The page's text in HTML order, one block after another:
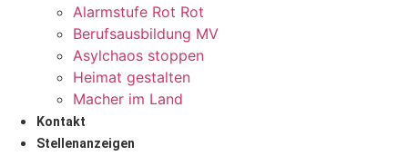
Alarmstufe Rot Rot
Berufsausbildung MV
Asylchaos stoppen
Heimat gestalten
Macher im Land
Kontakt
Stellenanzeigen